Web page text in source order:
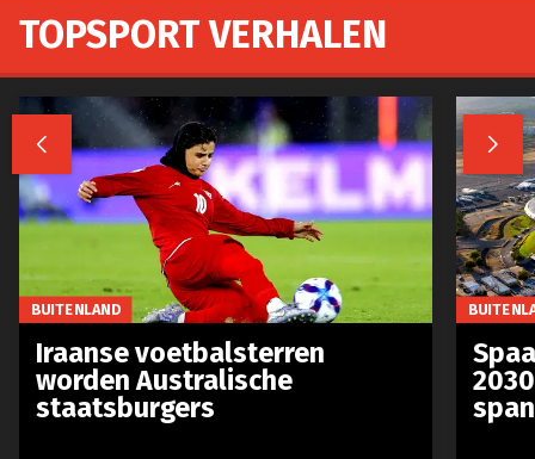
TOPSPORT VERHALEN
 
BUITENLAND
Iraanse voetbalsterren
worden Australische
staatsburgers